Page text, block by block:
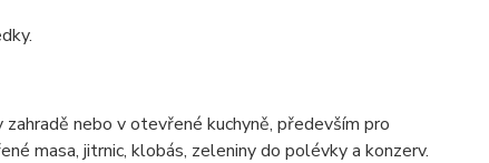
nebo v otevřené kuchyně, především pro
masa, jitrnic, klobás, zeleniny do polévky a konzerv.